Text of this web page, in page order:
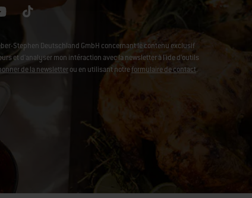
Stephen Deutschland GmbH concernant le contenu exclusif
et d'analyser mon intéraction avec la newsletter à l'ide d'outils
de la newsletterou en utilisant notreformulaire de contact.